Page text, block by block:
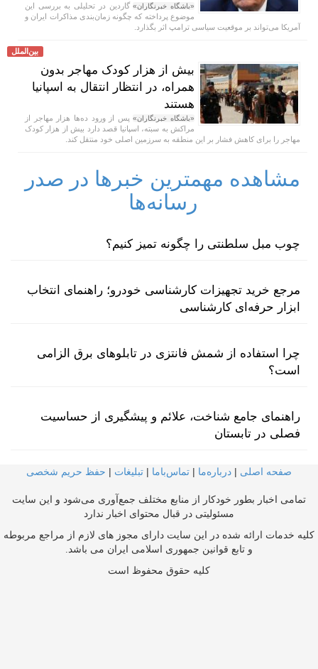
«باشگاه خبرنگاران»گاردین در تحلیلی به بررسی این
موضوع پرداخته که چگونه زمان‌بندی مذاکرات ایران و
آمریکا می‌تواند بر موقعیت سیاسی ترامپ اثر بگذارد.
بین‌الملل
بیش از هزار کودک مهاجر بدون
همراه، در انتظار انتقال به اسپانیا
هستند
«باشگاه خبرنگاران»پس از ورود ده‌ها هزار مهاجر از
مراکش به سبته، اسپانیا قصد دارد بیش از هزار کودک
مهاجر را برای کاهش فشار بر این منطقه به سرزمین اصلی خود منتقل کند.
مشاهده مهمترین خبرها در صدر
رسانه‌ها
چوب مبل سلطنتی را چگونه تمیز کنیم؟
مرجع خرید تجهیزات کارشناسی خودرو؛ راهنمای انتخاب
ابزار حرفه‌ای کارشناسی
چرا استفاده از شمش فانتزی در تابلوهای برق الزامی
است؟
راهنمای جامع شناخت، علائم و پیشگیری از حساسیت
فصلی در تابستان
صفحه اصلی | درباره‌ما | تماس‌با‌ما | تبلیغات | حفظ حریم شخصی
تمامی اخبار بطور خودکار از منابع مختلف جمع‌آوری می‌شود و این سایت
مسئولیتی در قبال محتوای اخبار ندارد
کلیه خدمات ارائه شده در این سایت دارای مجوز های لازم از مراجع مربوطه
و تابع قوانین جمهوری اسلامی ایران می باشد.
کلیه حقوق محفوظ است